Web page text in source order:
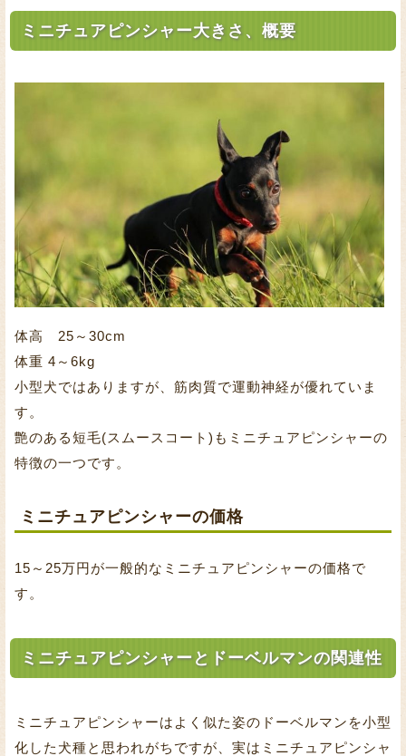
ミニチュアピンシャー大きさ、概要
体高 25～30cm
体重 4～6kg
小型犬ではありますが、筋肉質で運動神経が優れていま
す。
艶のある短毛(スムースコート)もミニチュアピンシャーの
特徴の一つです。
ミニチュアピンシャーの価格
15～25万円が一般的なミニチュアピンシャーの価格で
す。
ミニチュアピンシャーとドーベルマンの関連性
ミニチュアピンシャーはよく似た姿のドーベルマンを小型
化した犬種と思われがちですが、実はミニチュアピンシャ